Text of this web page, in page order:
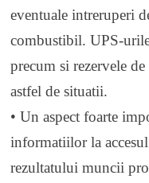
eventuale intreruperi
combustibil. UPS-
precum si rezervele
astfel de situatii.
• Un aspect foarte
informatiilor la
rezultatului muncii